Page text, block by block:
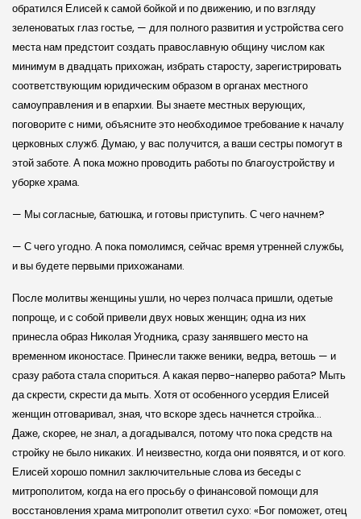
обратился Елисей к самой бойкой и по движению, и по взгляду
зеленоватых глаз гостье, — для полного развития и устройства сего
места нам предстоит создать православную общину числом как
минимум в двадцать прихожан, избрать старосту, зарегистрировать
соответствующим юридическим образом в органах местного
самоуправления и в епархии. Вы знаете местных верующих,
поговорите с ними, объясните это необходимое требование к началу
церковных служб. Думаю, у вас получится, а ваши сестры помогут в
этой заботе. А пока можно проводить работы по благоустройству и
уборке храма.
— Мы согласные, батюшка, и готовы приступить. С чего начнем?
— С чего угодно. А пока помолимся, сейчас время утренней службы,
и вы будете первыми прихожанами.
После молитвы женщины ушли, но через полчаса пришли, одетые
попроще, и с собой привели двух новых женщин; одна из них
принесла образ Николая Угодника, сразу занявшего место на
временном иконостасе. Принесли также веники, ведра, ветошь — и
сразу работа стала спориться. А какая перво-наперво работа? Мыть
да скрести, скрести да мыть. Хотя от особенного усердия Елисей
женщин отговаривал, зная, что вскоре здесь начнется стройка…
Даже, скорее, не знал, а догадывался, потому что пока средств на
стройку не было никаких. И неизвестно, когда они появятся, и от кого.
Елисей хорошо помнил заключительные слова из беседы с
митрополитом, когда на его просьбу о финансовой помощи для
восстановления храма митрополит ответил сухо: «Бог поможет, отец